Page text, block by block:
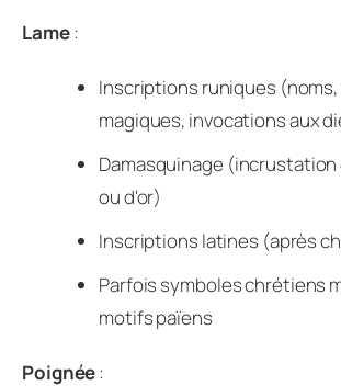
Lame:
Inscriptions runiques
magiques, invocations aux
Damasquinage (incrustation
ou d'or)
Inscriptions latines (après
Parfois symboles chrétiens
motifs païens
Poignée: